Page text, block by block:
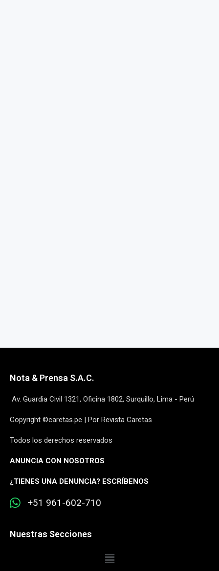
Nota & Prensa S.A.C.
Av. Guardia Civil 1321, Oficina 1802, Surquillo, Lima - Perú
Copyright ©caretas.pe | Por Revista Caretas
Todos los derechos reservados
ANUNCIA CON NOSOTROS
¿TIENES UNA DENUNCIA? ESCRÍBENOS
+51 961-602-710
Nuestras Secciones